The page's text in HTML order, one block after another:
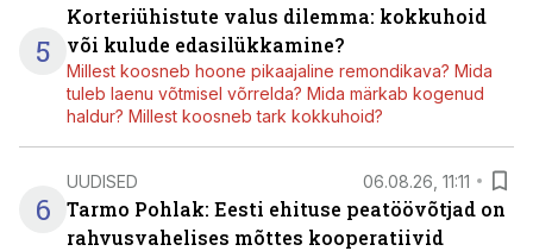
5
Korteriühistute valus dilemma: kokkuhoid
või kulude edasilükkamine?
Millest koosneb hoone pikaajaline remondikava? Mida
tuleb laenu võtmisel võrrelda? Mida märkab kogenud
haldur? Millest koosneb tark kokkuhoid?
6
UUDISED 06.08.26, 11:11
Tarmo Pohlak: Eesti ehituse peatöövõtjad on
rahvusvahelises mõttes kooperatiivid